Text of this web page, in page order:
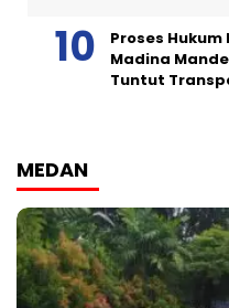
Proses
Madina
Tuntut
MEDAN